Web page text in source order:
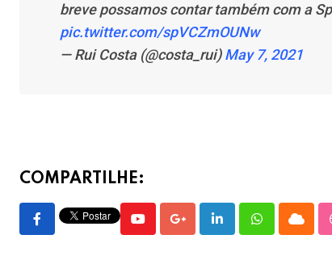
breve possamos contar também com a
pic.twitter.com/spVCZmOUNw
— Rui Costa (@costa_rui)May 7, 2021
COMPARTILHE:
YoutubeGoogle+LinkedInWhatsappCloud